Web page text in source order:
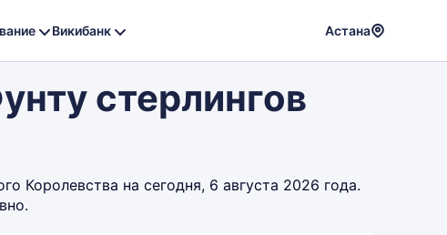
Викибанк Астана
стерлингов
Королевства на сегодня, 6 августа 2026 года.